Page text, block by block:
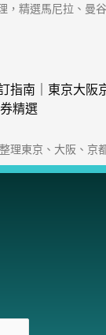
，精選馬尼拉、曼
指南｜東京大阪
精選
理東京、大阪、京